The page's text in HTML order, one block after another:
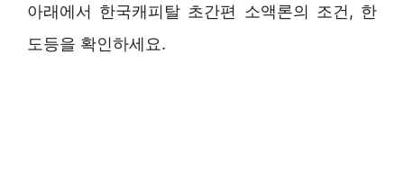
아래에서 한국캐피탈 초간편 소액론의 조건, 한
도등을 확인하세요.